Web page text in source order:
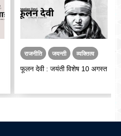
राजनीति जयन्ती व्यक्तित्व
फूलन देवी : जयंती विशेष 10 अगस्त